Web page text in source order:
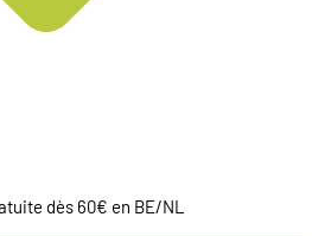
dès 60€ en BE/NL